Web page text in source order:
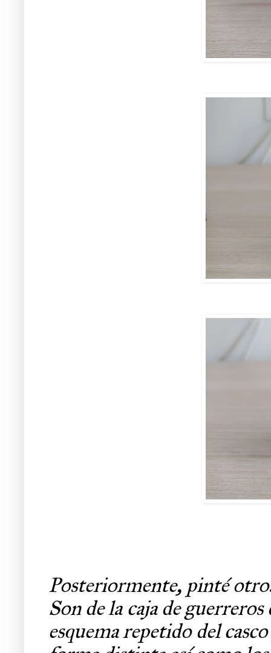
Posteriormente, pinté
Son de la caja de
esquema repetido del